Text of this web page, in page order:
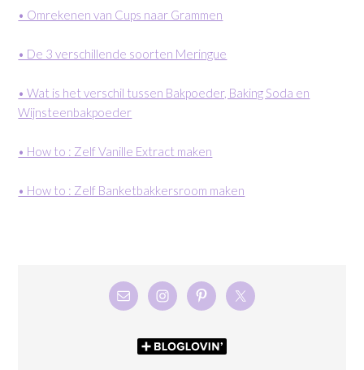
• Omrekenen van Cups naar Grammen
• De 3 verschillende soorten Meringue
• Wat is het verschil tussen Bakpoeder, Baking Soda en
Wijnsteenbakpoeder
• How to : Zelf Vanille Extract maken
• How to : Zelf Banketbakkersroom maken